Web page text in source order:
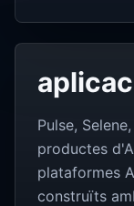
Pulse,
productes
plataformes
construïts